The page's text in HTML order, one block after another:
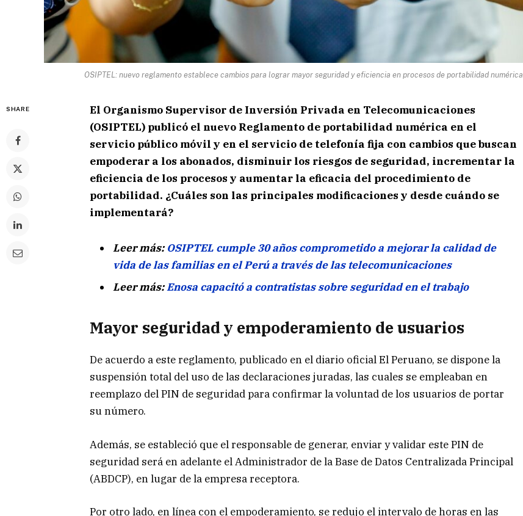
OSIPTEL: nuevo reglamento establece cambios para lograr mayor seguridad y eficiencia en procesos de portabilidad numérica
SHARE
El Organismo Supervisor de Inversión Privada en Telecomunicaciones
(OSIPTEL) publicó el nuevo Reglamento de portabilidad numérica en el
servicio público móvil y en el servicio de telefonía fija con cambios que buscan
empoderar a los abonados, disminuir los riesgos de seguridad, incrementar la
eficiencia de los procesos y aumentar la eficacia del procedimiento de
portabilidad. ¿Cuáles son las principales modificaciones y desde cuándo se
implementará?
Leer más: OSIPTEL cumple 30 años comprometido a mejorar la calidad de
vida de las familias en el Perú a través de las telecomunicaciones
Leer más:Enosa capacitó a contratistas sobre seguridad en el trabajo
Mayor seguridad y empoderamiento de usuarios
De acuerdo a este reglamento, publicado en el diario oficial El Peruano, se dispone la
suspensión total del uso de las declaraciones juradas, las cuales se empleaban en
reemplazo del PIN de seguridad para confirmar la voluntad de los usuarios de portar
su número.
Además, se estableció que el responsable de generar, enviar y validar este PIN de
seguridad será en adelante el Administrador de la Base de Datos Centralizada Principal
(ABDCP), en lugar de la empresa receptora.
Por otro lado, en línea con el empoderamiento, se redujo el intervalo de horas en las